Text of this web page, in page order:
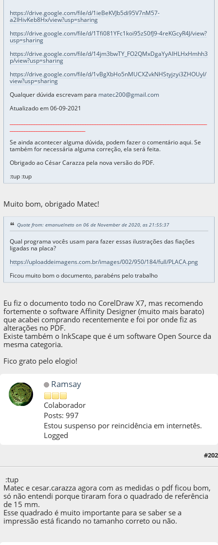
https://drive.google.com/file/d/1ieBeKVJb5di95V7nM57-
a2IHivKeb8Hx/view?usp=sharing
https://drive.google.com/file/d/1Tfi081YFc1koi95zS0fJ9-4reKGcyR4J/view?
usp=sharing
https://drive.google.com/file/d/14jm3bwTY_FO2QMxDgaYyAlHLHxHmhh3
p/view?usp=sharing
https://drive.google.com/file/d/1vBgXbHo5nMUCXZvkNHStyjzyi3ZHOUyI/
view?usp=sharing
Qualquer dúvida escrevam para matec200@gmail.com
Atualizado em 06-09-2021
Se ainda acontecer alguma dúvida, podem fazer o comentário aqui. Se
também for necessária alguma correção, ela será feita.
Obrigado ao César Carazza pela nova versão do PDF.
:tup :tup
Muito bom, obrigado Matec!
Quote from: emanuelneto on 06 de November de 2020, as 21:55:37
Qual programa vocês usam para fazer essas ilustrações das fiações
ligadas na placa?
https://uploaddeimagens.com.br/images/002/950/184/full/PLACA.png
Ficou muito bom o documento, parabéns pelo trabalho
Eu fiz o documento todo no CorelDraw X7, mas recomendo
fortemente o software Affinity Designer (muito mais barato)
que acabei comprando recentemente e foi por onde fiz as
alterações no PDF.
Existe também o InkScape que é um software Open Source da
mesma categoria.
Fico grato pelo elogio!
Ramsay
Colaborador
Posts: 997
Estou suspenso por reincidência em internetês.
Logged
#202
:tup
Matec e cesar.carazza agora com as medidas o pdf ficou bom,
só não entendi porque tiraram fora o quadrado de referência
de 15 mm.
Esse quadrado é muito importante para se saber se a
impressão está ficando no tamanho correto ou não.